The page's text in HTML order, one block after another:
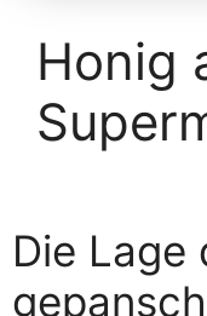
Honig
Die Lage